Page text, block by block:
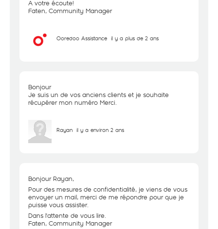
A votre écoute!
Faten, Community Manager
Ooredoo Assistance il y a plus de 2 ans
Bonjour
Je suis un de vos anciens clients et je souhaite
récupérer mon numéro Merci.
Rayan il y a environ 2 ans
Bonjour Rayan,
Pour des mesures de confidentialité, je viens de vous
envoyer un mail, merci de me répondre pour que je
puisse vous assister.
Dans l'attente de vous lire.
Faten, Community Manager